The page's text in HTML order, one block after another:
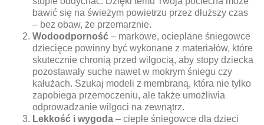
bawić się na świeżym powietrzu przez dłuższy czas
– bez obaw, że przemarznie.
Wodoodporność – markowe, ocieplane śniegowce
dziecięce powinny być wykonane z materiałów, które
skutecznie chronią przed wilgocią, aby stopy dziecka
pozostawały suche nawet w mokrym śniegu czy
kałużach. Szukaj modeli z membraną, która nie tylko
zapobiega przemoczeniu, ale także umożliwia
odprowadzanie wilgoci na zewnątrz.
Lekkość i wygoda – ciepłe śniegowce dla dzieci